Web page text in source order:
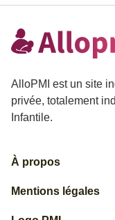
AlloPMI est un site
privée, totalement
Infantile.
À propos
Mentions légales